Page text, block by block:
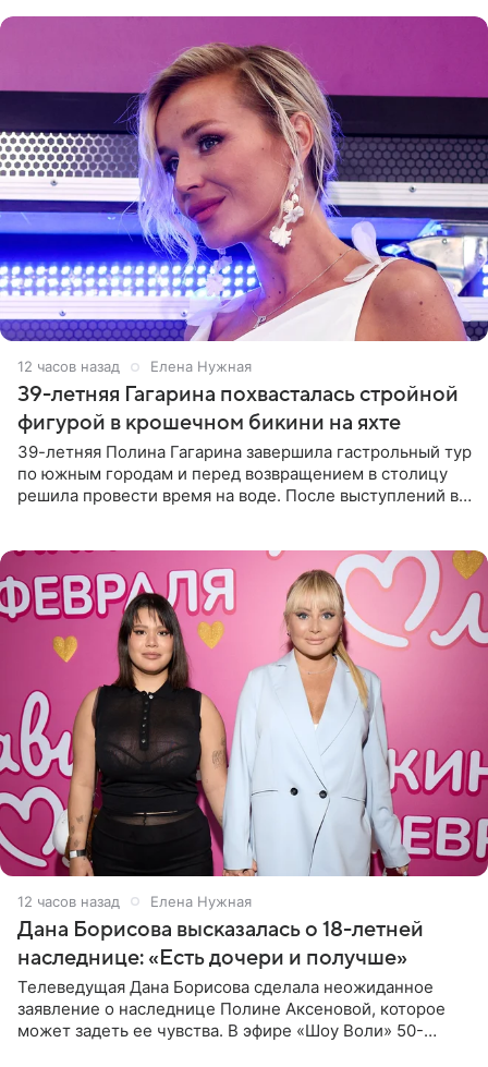
12 часов назад Елена Нужная
39-летняя Гагарина похвасталась стройной
фигурой в крошечном бикини на яхте
39-летняя Полина Гагарина завершила гастрольный тур
по южным городам и перед возвращением в столицу
решила провести время на воде. После выступлений в
12 часов назад Елена Нужная
Дана Борисова высказалась о 18-летней
наследнице: «Есть дочери и получше»
Телеведущая Дана Борисова сделала неожиданное
заявление о наследнице Полине Аксеновой, которое
может задеть ее чувства. В эфире «Шоу Воли» 50-